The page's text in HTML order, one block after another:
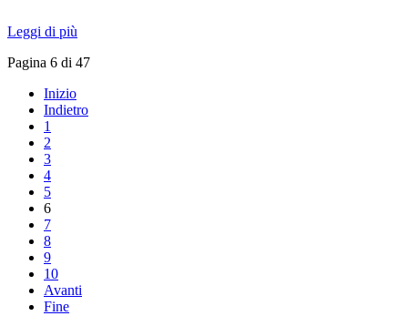
Leggi di più
Pagina 6 di 47
Inizio
Indietro
1
2
3
4
5
6
7
8
9
10
Avanti
Fine